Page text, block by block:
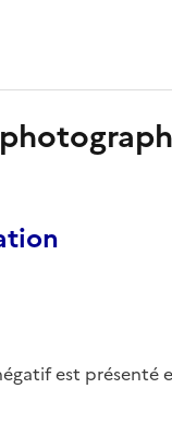
est présenté